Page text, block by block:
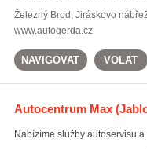
Železný Brod , Jiráskovo
www.autogerda.cz
NAVIGOVAT VOLAT
Autocentrum Max
Nabízíme služby autoservisu